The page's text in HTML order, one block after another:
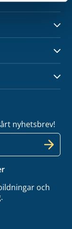
nyhetsbrev!
och